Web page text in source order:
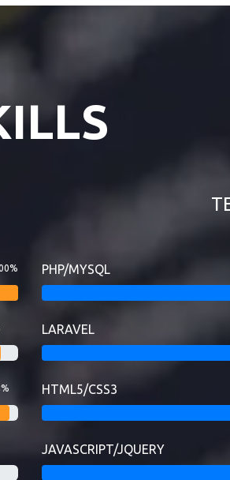
PHP/MYSQL
LARAVEL
HTML5/CSS3
JAVASCRIPT/JQUERY